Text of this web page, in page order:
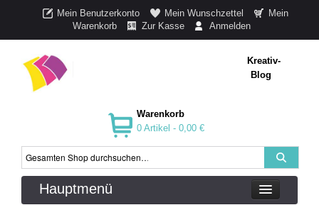
Mein Benutzerkonto Mein Wunschzettel
Mein
Warenkorb
Zur Kasse Anmelden
Kreativ-
Blog
Warenkorb
0 Artikel - 0,00 €
Hauptmenü